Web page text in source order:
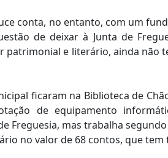
conta, no entanto, com um
de deixar à Junta de
patrimonial e literário, ainda
ficaram na Biblioteca de
de equipamento
Freguesia, mas trabalha
no valor de 68 contos, que